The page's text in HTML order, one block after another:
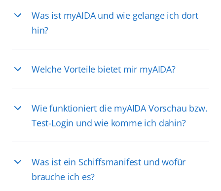
Was ist myAIDA und wie gelange ich dort
hin?
Welche Vorteile bietet mir myAIDA?
Wie funktioniert die myAIDA Vorschau bzw.
Test-Login und wie komme ich dahin?
Was ist ein Schiffsmanifest und wofür
brauche ich es?